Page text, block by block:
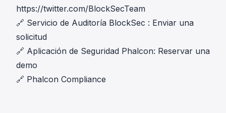
https://twitter.com/BlockSecTeam
🔗 Servicio de Auditoría BlockSec : Enviar una
solicitud
🔗 Aplicación de Seguridad Phalcon: Reservar una
demo
🔗 Phalcon Compliance